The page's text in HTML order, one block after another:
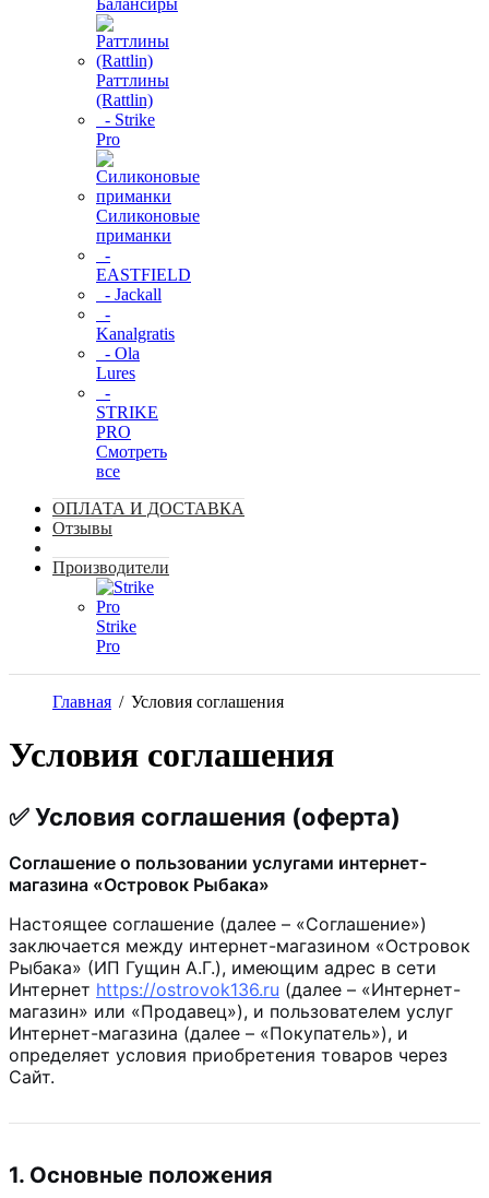
Балансиры
Раттлины
(Rattlin)
- Strike
Pro
Силиконовые
приманки
-
EASTFIELD
- Jackall
-
Kanalgratis
- Ola
Lures
-
STRIKE
PRO
Смотреть
все
ОПЛАТА И ДОСТАВКА
Отзывы
Производители
Strike
Pro
Главная / Условия соглашения
Условия соглашения
✅ Условия соглашения (оферта)
Соглашение о пользовании услугами интернет-
магазина «Островок Рыбака»
Настоящее соглашение (далее – «Соглашение»)
заключается между интернет-магазином «Островок
Рыбака» (ИП Гущин А.Г.), имеющим адрес в сети
Интернет https://ostrovok136.ru (далее – «Интернет-
магазин» или «Продавец»), и пользователем услуг
Интернет-магазина (далее – «Покупатель»), и
определяет условия приобретения товаров через
Сайт.
1. Основные положения